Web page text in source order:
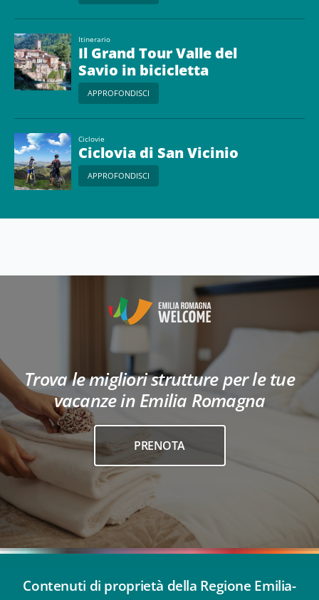
Itinerario
Il Grand Tour Valle del
Savio in bicicletta
APPROFONDISCI
Ciclovie
Ciclovia di San Vicinio
APPROFONDISCI
Trova le migliori strutture per le tue
vacanze in Emilia Romagna
PRENOTA
Contenuti di proprietà della Regione Emilia-